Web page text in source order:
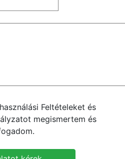
Feltételeket és
megismertem és